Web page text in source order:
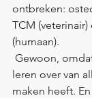
ontbreken:
TCM
(humaan).
leren over van
maken heeft.